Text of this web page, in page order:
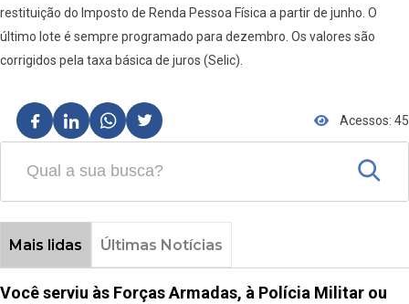
restituição do Imposto de Renda Pessoa Física a partir de junho. O
último lote é sempre programado para dezembro. Os valores são
corrigidos pela taxa básica de juros (Selic).
Acessos: 45
Mais lidas Últimas Notícias
Você serviu às Forças Armadas, à Polícia Militar ou